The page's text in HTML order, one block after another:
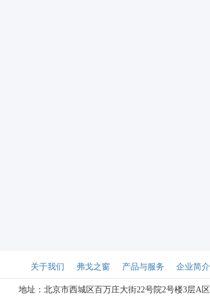
关于我们 弗戈之窗 产品与服务 企业简介
地址：北京市西城区百万庄大街22号院2号楼3层A区